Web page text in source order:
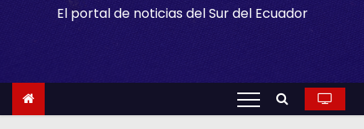
t
e
El portal de noticias del Sur del Ecuador